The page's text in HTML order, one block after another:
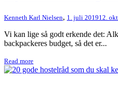
Kenneth Karl Nielsen, 1. juli 201912.
Vi kan lige så godt erkende det:
backpackeres budget, så det er...
Read more